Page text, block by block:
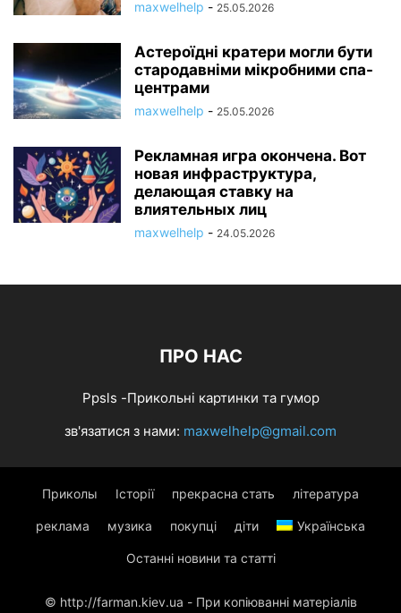
maxwelhelp - 25.05.2026
Астероїдні кратери могли бути
стародавніми мікробними спа-
центрами
maxwelhelp - 25.05.2026
Рекламная игра окончена. Вот
новая инфраструктура,
делающая ставку на
влиятельных лиц
maxwelhelp - 24.05.2026
ПРО НАС
Ppsls -Прикольні картинки та гумор
зв'язатися з нами: maxwelhelp@gmail.com
Приколы Історії прекрасна стать література
реклама музика покупці діти Українська
Останні новини та статті
© http://farman.kiev.ua - При копіюванні матеріалів